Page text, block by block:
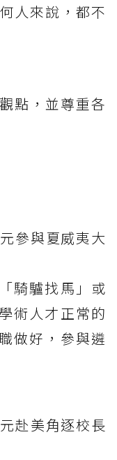
人來說，都不
點，並尊重各
參與夏威夷大
騎驢找馬」或
術人才正常的
做好，參與遴
赴美角逐校長